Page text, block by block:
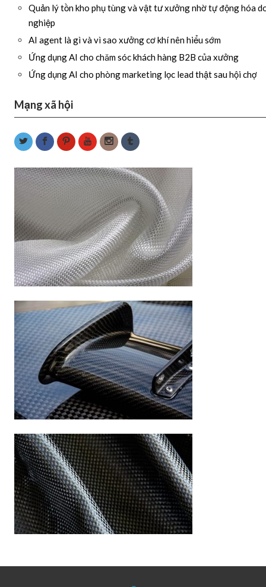
Quản lý tồn kho phụ tùng và vật tư xưởng nhờ tự động hóa
nghiệp
AI agent là gì và vì sao xưởng cơ khí nên hiểu sớm
Ứng dụng AI cho chăm sóc khách hàng B2B của xưởng
Ứng dụng AI cho phòng marketing lọc lead thật sau hội chợ
Mạng xã hội